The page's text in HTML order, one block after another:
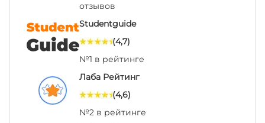
отзывов
Studentguide
(4,7)
№1 в рейтинге
Лаба Рейтинг
(4,6)
№2 в рейтинге